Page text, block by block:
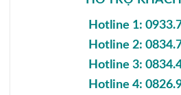
Hotline 1:
Hotline 2:
Hotline 3:
Hotline 4: